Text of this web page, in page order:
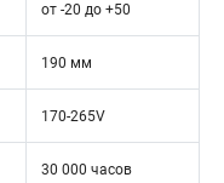
от -20 до +50
190 мм
170-265V
30 000 часов